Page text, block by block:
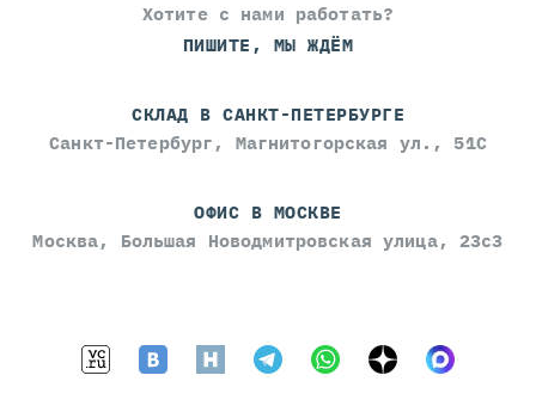
Хотите с нами работать?
ПИШИТЕ, МЫ ЖДЁМ
СКЛАД В САНКТ-ПЕТЕРБУРГЕ
Санкт-Петербург, Магнитогорская ул., 51С
ОФИС В МОСКВЕ
Москва, Большая Новодмитровская улица, 23с3